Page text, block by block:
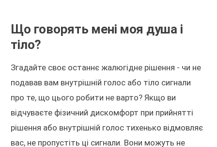
Що говорять мені моя душа і
тіло?
Згадайте своє останнє жалюгідне рішення - чи не
подавав вам внутрішній голос або тіло сигнали
про те, що цього робити не варто? Якщо ви
відчуваєте фізичний дискомфорт при прийнятті
рішення або внутрішній голос тихенько відмовляє
вас, не пропустіть ці сигнали. Вони можуть не